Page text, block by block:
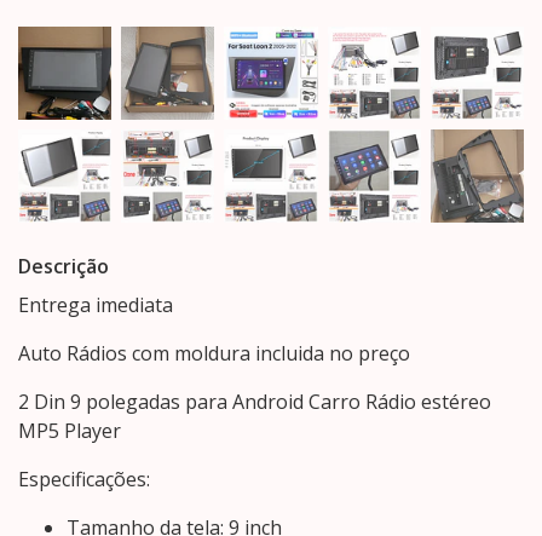
Descrição
Entrega imediata
Auto Rádios com moldura incluida no preço
2 Din 9 polegadas para Android Carro Rádio estéreo
MP5 Player
Especificações:
Tamanho da tela: 9 inch